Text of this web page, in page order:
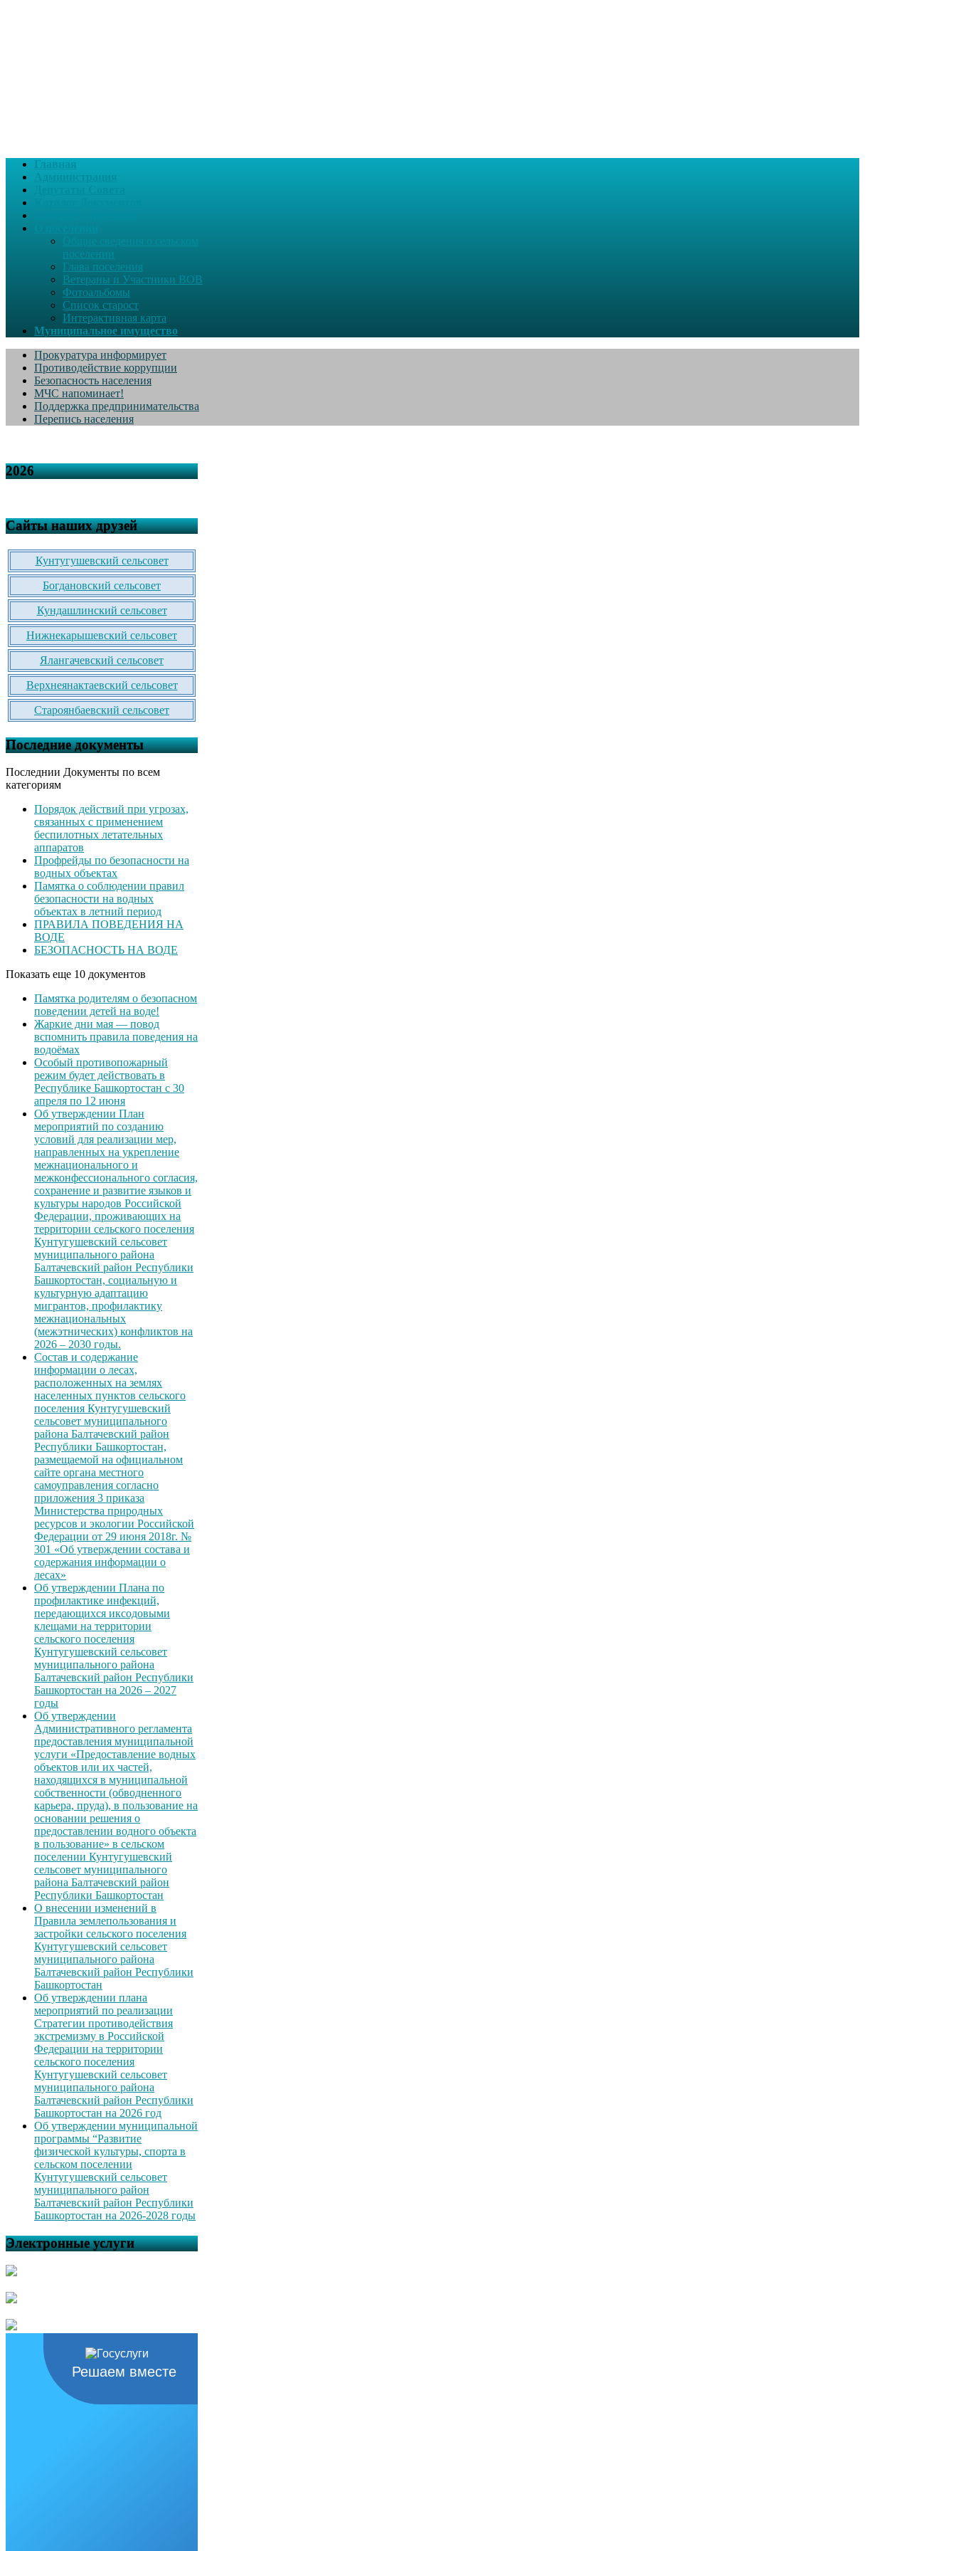
Главная
поселении
Глава поселения
Ветераны и Участники ВОВ
Фотоальбомы
Список старост
Интерактивная карта
Муниципальное имущество
Прокуратура информирует
Противодействие коррупции
Безопасность населения
МЧС напоминает!
Поддержка предпринимательства
Перепись населения
2026
Сайты наших друзей
Кунтугушевский сельсовет
Богдановский сельсовет
Кундашлинский сельсовет
Нижнекарышевский сельсовет
Ялангачевский сельсовет
Верхнеянактаевский сельсовет
Староянбаевский сельсовет
Последние документы
Последнии Документы по всем
категориям
Порядок действий при угрозах,
связанных с применением
беспилотных летательных
аппаратов
Профрейды по безопасности на
водных объектах
Памятка о соблюдении правил
безопасности на водных
объектах в летний период
ПРАВИЛА ПОВЕДЕНИЯ НА
ВОДЕ
БЕЗОПАСНОСТЬ НА ВОДЕ
Показать еще 10 документов
Памятка родителям о безопасном
поведении детей на воде!
Жаркие дни мая — повод
вспомнить правила поведения на
водоёмах
Особый противопожарный
режим будет действовать в
Республике Башкортостан с 30
апреля по 12 июня
Об утверждении План
мероприятий по созданию
условий для реализации мер,
направленных на укрепление
межнационального и
межконфессионального согласия,
сохранение и развитие языков и
культуры народов Российской
Федерации, проживающих на
территории сельского поселения
Кунтугушевский сельсовет
муниципального района
Балтачевский район Республики
Башкортостан, социальную и
культурную адаптацию
мигрантов, профилактику
межнациональных
(межэтнических) конфликтов на
2026 – 2030 годы.
Состав и содержание
информации о лесах,
расположенных на землях
населенных пунктов сельского
поселения Кунтугушевский
сельсовет муниципального
района Балтачевский район
Республики Башкортостан,
размещаемой на официальном
сайте органа местного
самоуправления согласно
приложения 3 приказа
Министерства природных
ресурсов и экологии Российской
Федерации от 29 июня 2018г. №
301 «Об утверждении состава и
содержания информации о
лесах»
Об утверждении Плана по
профилактике инфекций,
передающихся иксодовыми
клещами на территории
сельского поселения
Кунтугушевский сельсовет
муниципального района
Балтачевский район Республики
Башкортостан на 2026 – 2027
годы
Об утверждении
Административного регламента
предоставления муниципальной
услуги «Предоставление водных
объектов или их частей,
находящихся в муниципальной
собственности (обводненного
карьера, пруда), в пользование на
основании решения о
предоставлении водного объекта
в пользование» в сельском
поселении Кунтугушевский
сельсовет муниципального
района Балтачевский район
Республики Башкортостан
О внесении изменений в
Правила землепользования и
застройки сельского поселения
Кунтугушевский сельсовет
муниципального района
Балтачевский район Республики
Башкортостан
Об утверждении плана
мероприятий по реализации
Стратегии противодействия
экстремизму в Российской
Федерации на территории
сельского поселения
Кунтугушевский сельсовет
муниципального района
Балтачевский район Республики
Башкортостан на 2026 год
Об утверждении муниципальной
программы “Развитие
физической культуры, спорта в
сельском поселении
Кунтугушевский сельсовет
муниципального район
Балтачевский район Республики
Башкортостан на 2026-2028 годы
Электронные услуги
Решаем вместе